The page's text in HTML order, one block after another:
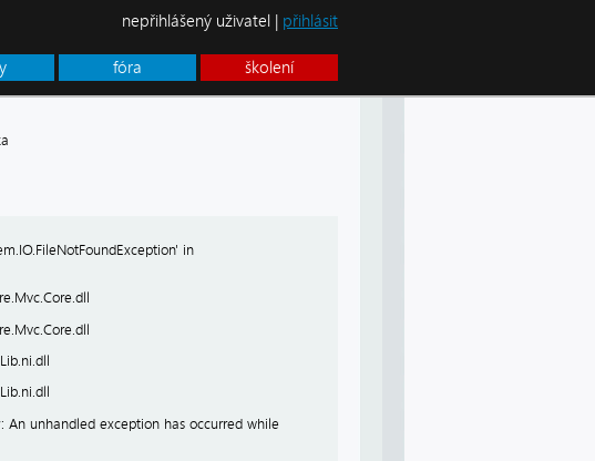
fóra školení
nepřihlášený uživatel | přihlásit
in
An unhandled exception has occurred while